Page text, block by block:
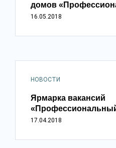
домов
16.05.2018
НОВОСТИ
Ярмарка вакансий
17.04.2018